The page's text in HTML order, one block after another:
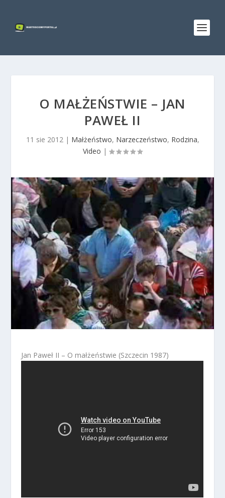
O MAŁŻEŃSTWIE – JAN
PAWEŁ II
11 sie 2012| Małżeństwo, Narzeczeństwo, Rodzina,
Video |
Jan Paweł II – O małżeństwie (Szczecin 1987)